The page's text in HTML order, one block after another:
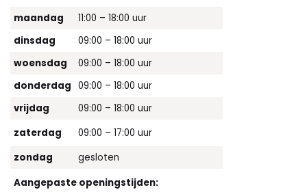
maandag
11:00 – 18:00 uur
dinsdag
09:00 – 18:00 uur
woensdag
09:00 – 18:00 uur
donderdag 09:00 – 18:00 uur
vrijdag
09:00 – 18:00 uur
zaterdag
09:00 – 17:00 uur
zondag
gesloten
Aangepaste openingstijden: